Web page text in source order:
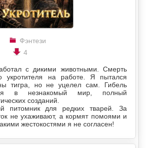
Фэнтези
4
с дикими животными. Смерть
укротителя на работе. Я пытался
тигра, но не уцелел сам. Гибель
в незнакомый мир, полный
созданий.
питомник для редких тварей. За
не ухаживают, а кормят помоями и
жестокостями я не согласен!